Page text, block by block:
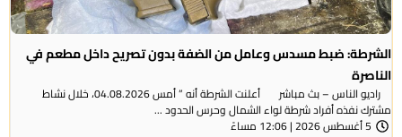
الشرطة: ضبط مسدس وعامل من الضفة بدون تصريح داخل مطعم في
الناصرة
راديو الناس – بث مباشر أعلنت الشرطة أنه ” أمس 04.08.2026، خلال نشاط
مشترك نفذه أفراد شرطة لواء الشمال وحرس الحدود ...
5 أغسطس 2026 | 12:06 مساءً